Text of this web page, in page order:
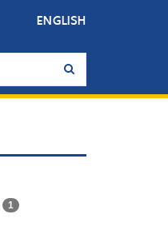
ENGLISH
1